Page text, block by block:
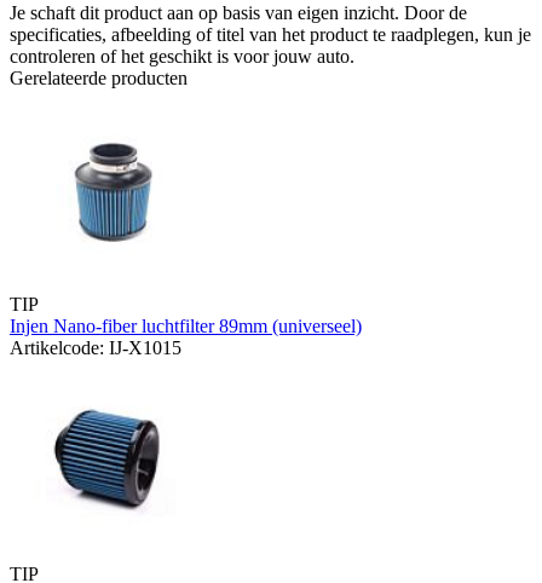
Je schaft dit product aan op basis van eigen inzicht. Door de
specificaties, afbeelding of titel van het product te raadplegen, kun je
controleren of het geschikt is voor jouw auto.
Gerelateerde producten
TIP
Injen Nano-fiber luchtfilter 89mm (universeel)
Artikelcode: IJ-X1015
TIP